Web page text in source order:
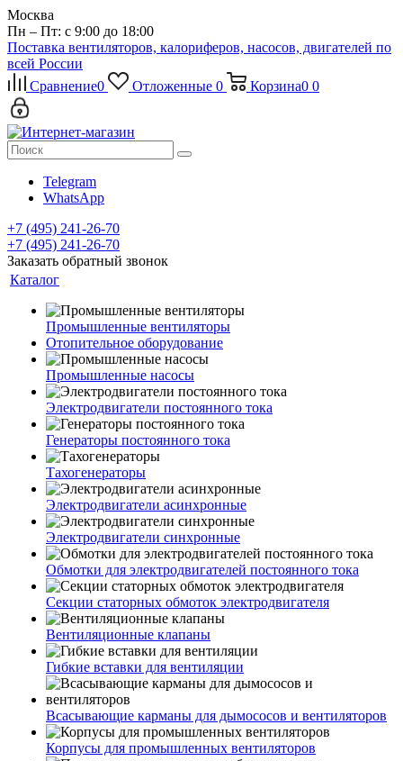
Москва
Пн – Пт: с 9:00 до 18:00
Поставка вентиляторов, калориферов, насосов, двигателей по
всей России
Сравнение0 Отложенные 0 Корзина0 0
Telegram
WhatsApp
+7 (495) 241-26-70
+7 (495) 241-26-70
Заказать обратный звонок
Каталог
Промышленные вентиляторы
Отопительное оборудование
Промышленные насосы
Электродвигатели постоянного тока
Генераторы постоянного тока
Тахогенераторы
Электродвигатели асинхронные
Электродвигатели синхронные
Обмотки для электродвигателей постоянного тока
Секции статорных обмоток электродвигателя
Вентиляционные клапаны
Гибкие вставки для вентиляции
Всасывающие карманы для дымососов и вентиляторов
Корпусы для промышленных вентиляторов